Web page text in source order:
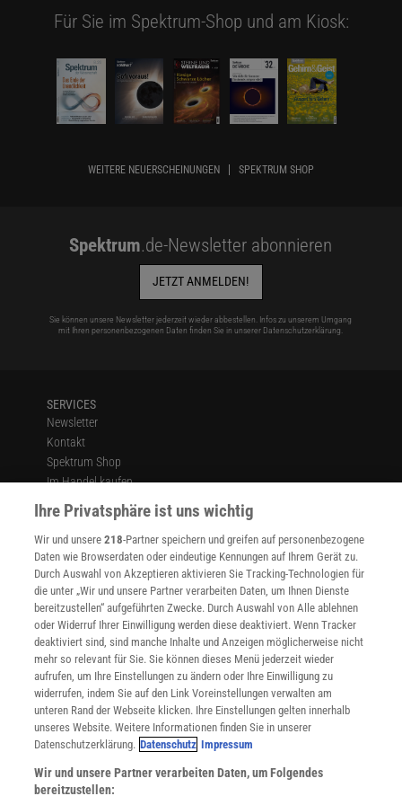
Für Sie im Spektrum-Shop und am Kiosk:
WEITERE NEUERSCHEINUNGEN SPEKTRUM SHOP
Spektrum.de-Newsletter abonnieren
JETZT ANMELDEN!
Sie können unsere Newsletter jederzeit wieder abbestellen. Infos zu unserem Umgang
mit Ihren personenbezogenen Daten finden Sie in unserer Datenschutzerklärung.
SERVICES
Newsletter
Kontakt
Spektrum Shop
Im Handel kaufen
Presse
Verträge kündigen
Widerruf
INFO
Mediadaten
Datenschutz
Nutzungsbedingungen
Cookie-Einstellungen
Utiq verwalten
Nutzungsbasierte Onlinewerbung
Alle Artikel
Impressum
Angebote für Schulen
Angebote für Institutionen
Ihre Privatsphäre ist uns wichtig
Wir und unsere218-Partner speichern und greifen auf personenbezogene
Daten wie Browserdaten oder eindeutige Kennungen auf Ihrem Gerät zu.
Durch Auswahl von Akzeptieren aktivieren Sie Tracking-Technologien für
die unter „Wir und unsere Partner verarbeiten Daten, um Ihnen Dienste
bereitzustellen“ aufgeführten Zwecke. Durch Auswahl von Alle ablehnen
oder Widerruf Ihrer Einwilligung werden diese deaktiviert. Wenn Tracker
deaktiviert sind, sind manche Inhalte und Anzeigen möglicherweise nicht
mehr so relevant für Sie. Sie können dieses Menü jederzeit wieder
aufrufen, um Ihre Einstellungen zu ändern oder Ihre Einwilligung zu
widerrufen, indem Sie auf den Link Voreinstellungen verwalten am
unteren Rand der Webseite klicken. Ihre Einstellungen gelten innerhalb
unseres Website. Weitere Informationen finden Sie in unserer
Datenschutzerklärung. Datenschutz Impressum
Wir und unsere Partner verarbeiten Daten, um Folgendes
bereitzustellen: